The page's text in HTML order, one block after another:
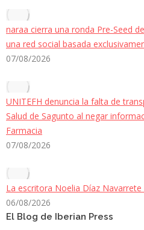
naraa cierra una ronda Pre-Seed
una red social basada
07/08/2026
UNITEFH denuncia la falta de
Salud de Sagunto al negar
Farmacia
07/08/2026
La escritora Noelia Díaz
06/08/2026
El Blog de Iberian Press